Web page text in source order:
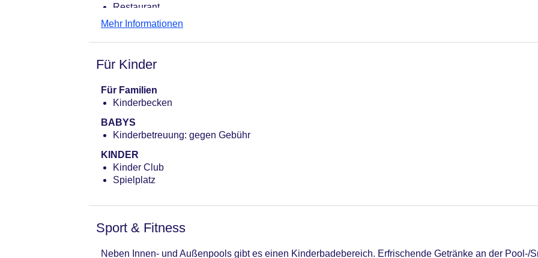
Restaurant
Mehr Informationen
Für Kinder
Für Familien
Kinderbecken
BABYS
Kinderbetreuung: gegen Gebühr
KINDER
Kinder Club
Spielplatz
Sport & Fitness
Neben Innen- und Außenpools gibt es einen Kinderbadebereich. Erfrischende Getränke an der Pool-/